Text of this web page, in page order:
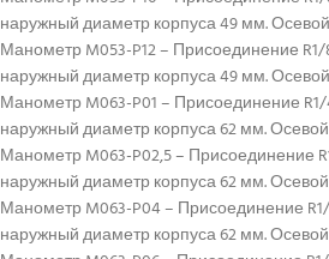
наружный диаметр корпуса 49 мм.
Манометр M053-P12 – Присоединение
наружный диаметр корпуса 49 мм.
Манометр M063-P01 – Присоединение
наружный диаметр корпуса 62 мм.
Манометр M063-P02,5 – Присоединение
наружный диаметр корпуса 62 мм.
Манометр M063-P04 – Присоединение
наружный диаметр корпуса 62 мм.